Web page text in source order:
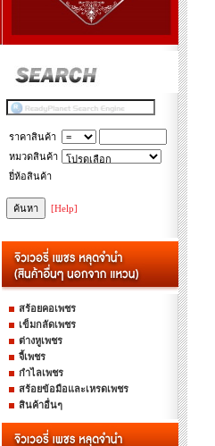
ราคาสินค้า
หมวดสินค้า
ยี่ห้อสินค้า
[Help]
สร้อยคอเพชร
เข็มกลัดเพชร
ต่างหูเพชร
จี้เพชร
กำไลเพชร
สร้อยข้อมือและเหรดเพชร
สินค้าอื่นๆ